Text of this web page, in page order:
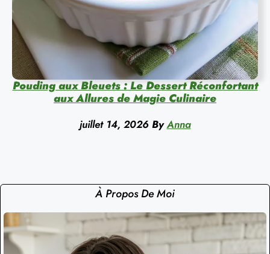
Pouding aux Bleuets : Le Dessert Réconfortant
aux Allures de Magie Culinaire
juillet 14, 2026 By Anna
À Propos De Moi